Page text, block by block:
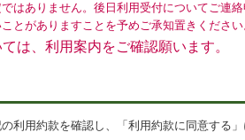
はありません。後日利用受付についてご連
とがありますことを予めご承知置きくださ
は、利用案内をご確認願います。
利用約款を確認し、「利用約款に同意する